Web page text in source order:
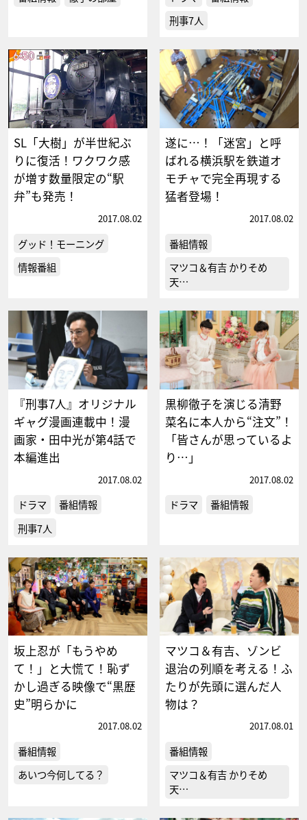
刑事7人
SL「大樹」が半世紀ぶ
りに復活！ワクワク感
が増す数量限定の“駅
弁”も発売！
2017.08.02
グッド！モーニング
情報番組
遂に…！「迷宮」と呼
ばれる横浜駅を鉄道オ
モチャで完全再現する
猛者登場！
2017.08.02
番組情報
マツコ＆有吉 かりそめ
天…
『刑事7人』オリジナル
ギャグ漫画連載中！漫
画家・田中光が第4話で
本編進出
2017.08.02
ドラマ
番組情報
刑事7人
黒柳徹子を演じる清野
菜名に本人から“注文”！
「皆さんが思っているよ
り…」
2017.08.02
ドラマ 番組情報
坂上忍が「もうやめ
て！」と大慌て！恥ず
かし過ぎる映像で“黒歴
史”明らかに
2017.08.02
番組情報
あいつ今何してる？
マツコ＆有吉、ゾンビ
退治の列順を考える！ふ
たりが先頭に選んだ人
物は？
2017.08.01
番組情報
マツコ＆有吉 かりそめ
天…